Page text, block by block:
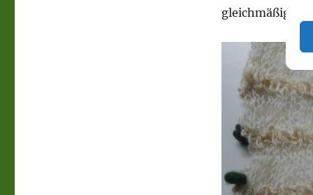
gleichmäßig